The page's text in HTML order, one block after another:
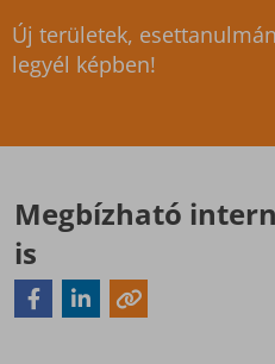
Új területek,
legyél képben!
Megbízható
is